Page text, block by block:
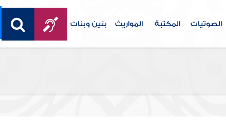
الصوتيات المكتبة المواريث بنين وبنات